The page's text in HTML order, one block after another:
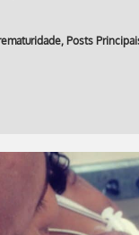
, Posts